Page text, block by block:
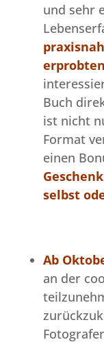
und sehr
Buch
ist nicht
Format
einen
selbst
Ab
an der